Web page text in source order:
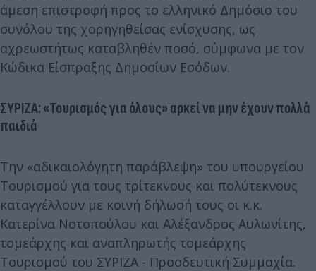
άμεση επιστροφή προς το ελληνικό Δημόσιο του
συνόλου της χορηγηθείσας ενίσχυσης, ως
αχρεωστήτως καταβληθέν ποσό, σύμφωνα με τον
Κώδικα Είσπραξης Δημοσίων Εσόδων.
ΣΥΡΙΖΑ: «Τουρισμός για όλους» αρκεί να μην έχουν πολλά
παιδιά
Την «αδικαιολόγητη παράβλεψη» του υπουργείου
Τουρισμού για τους τρίτεκνους και πολύτεκνους
καταγγέλλουν με κοινή δήλωσή τους οι κ.κ.
Κατερίνα Νοτοπούλου και Αλέξανδρος Αυλωνίτης,
τομεάρχης και αναπληρωτής τομεάρχης
Τουρισμού του ΣΥΡΙΖΑ - Προοδευτική Συμμαχία.